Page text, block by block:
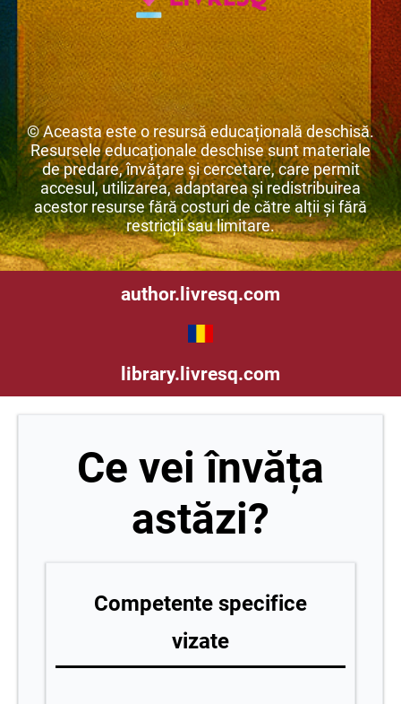
© Aceasta este o resursă educațională deschisă.
Resursele educaționale deschise sunt materiale
de predare, învățare și cercetare, care permit
accesul, utilizarea, adaptarea și redistribuirea
acestor resurse fără costuri de către alții și fără
restricții sau limitare.
author.livresq.com
library.livresq.com
Ce vei învăța
astăzi?
Competente specifice
vizate